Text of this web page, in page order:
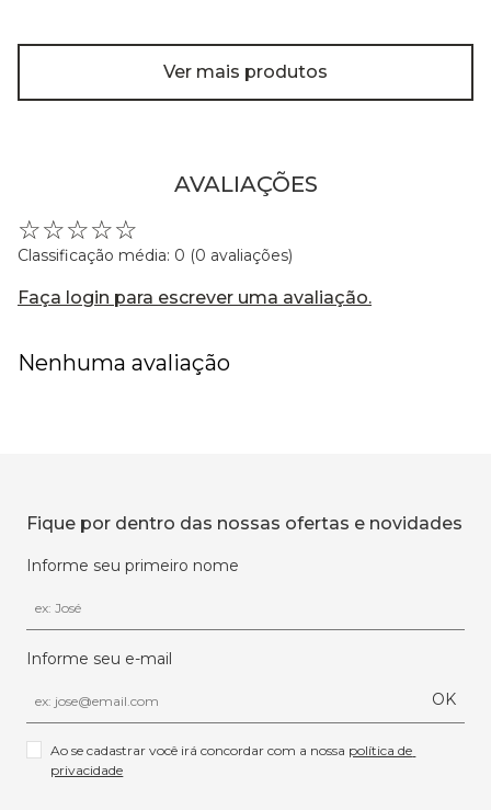
Ver mais produtos
AVALIAÇÕES
☆☆☆☆☆
Classificação média: 0 (0 avaliações)
Faça login para escrever uma avaliação.
Nenhuma avaliação
Fique por dentro das nossas ofertas e novidades
Informe seu primeiro nome
Informe seu e-mail
OK
Ao se cadastrar você irá concordar com a nossa política de
privacidade